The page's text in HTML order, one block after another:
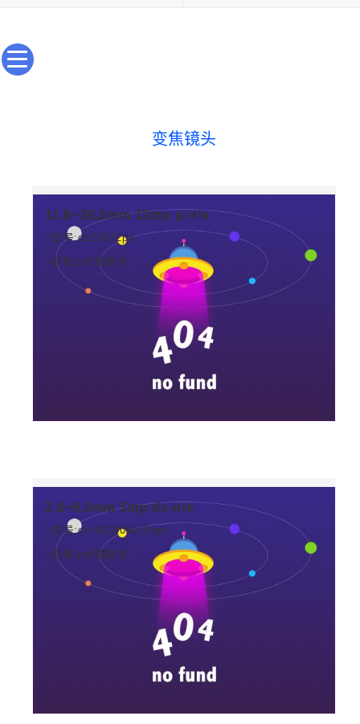
变焦镜头
11.8~38.2mm 12mp p-iris
>型号:dz20602pe
>获取:pdf规格书
2.8~9.0mm 5mp dc-iris
>型号:cs-d02809ir(5mp)
>获取:pdf规格书